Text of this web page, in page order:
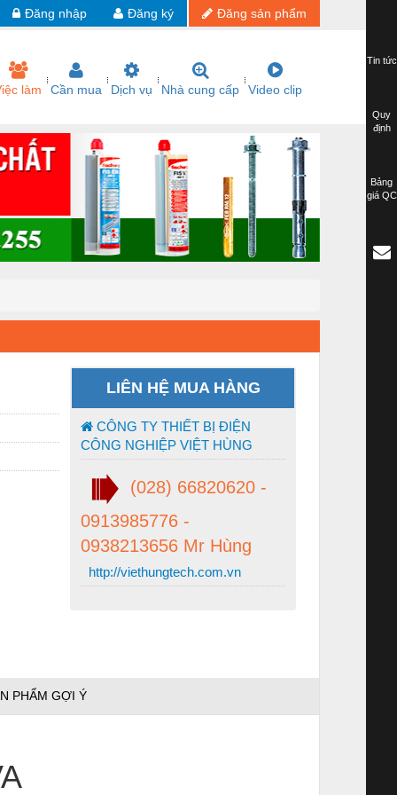
Đăng sản phẩm
Đăng ký
Đăng nhập
làm Cần mua Dịch vụ Nhà cung cấp Video clip
LIÊN HỆ MUA HÀNG
CÔNG TY THIẾT BỊ ĐIỆN
CÔNG NGHIỆP VIỆT HÙNG
(028) 66820620 -
0913985776 -
0938213656 Mr Hùng
http://viethungtech.com.vn
PHẨM GỢI Ý
Tin tức
Quy
định
Bảng
giá QC